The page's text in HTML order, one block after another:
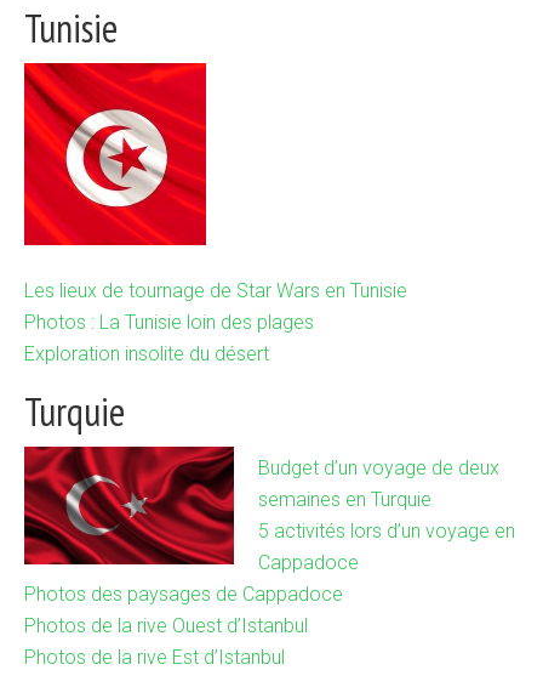
Tunisie
Les lieux de tournage de Star Wars en Tunisie
Photos : La Tunisie loin des plages
Exploration insolite du désert
Turquie
Budget d’un voyage de deux
semaines en Turquie
5 activités lors d’un voyage en
Cappadoce
Photos des paysages de Cappadoce
Photos de la rive Ouest d’Istanbul
Photos de la rive Est d’Istanbul